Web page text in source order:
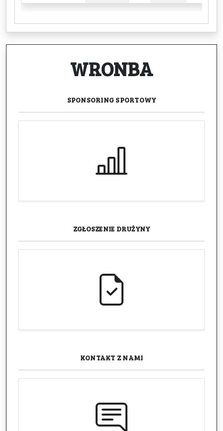
WRONBA
SPONSORING SPORTOWY
ZGŁOSZENIE DRUŻYNY
KONTAKT Z NAMI